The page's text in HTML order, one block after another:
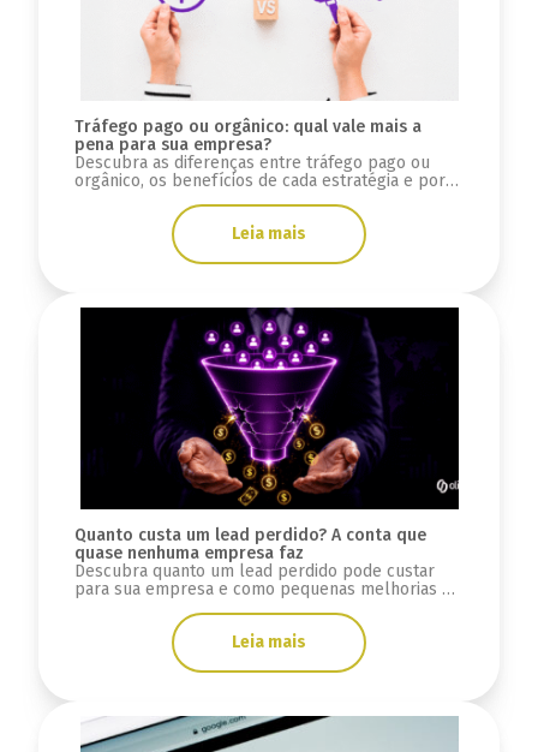
Tráfego pago ou orgânico: qual vale mais a
pena para sua empresa?
Descubra as diferenças entre tráfego pago ou
orgânico, os benefícios de cada estratégia e por
Leia mais
Quanto custa um lead perdido? A conta que
quase nenhuma empresa faz
Descubra quanto um lead perdido pode custar
para sua empresa e como pequenas melhorias na
Leia mais